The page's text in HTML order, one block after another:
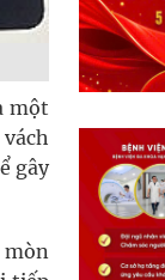
một
gây
mòn